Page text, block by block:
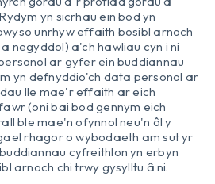
yn sicrhau ein bod yn
unrhyw effaith bosibl arnoch
negyddol) a'ch hawliau cyn i ni
ar gyfer ein buddiannau
yn defnyddio'ch data personol ar
lle mae'r effaith ar eich
(oni bai bod gennym eich
ble mae'n ofynnol neu'n ôl y
rhagor o wybodaeth am sut yr
cyfreithlon yn erbyn
arnoch chi trwy gysylltu â ni.